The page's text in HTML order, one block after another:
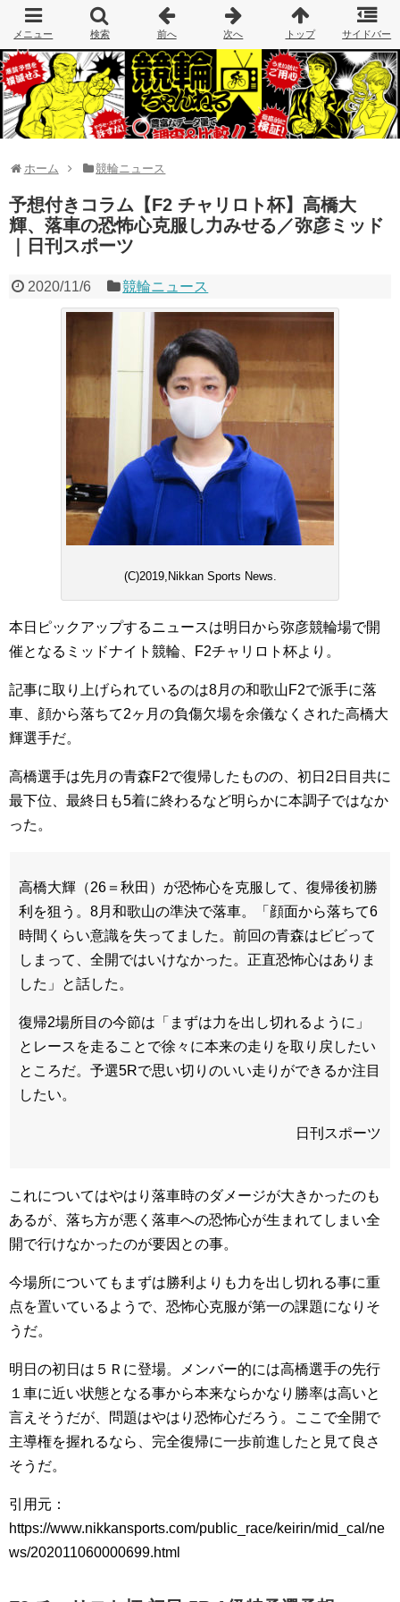
ホーム 競輪ニュース
予想付きコラム【F2 チャリロト杯】高橋大
輝、落車の恐怖心克服し力みせる／弥彦ミッド
｜日刊スポーツ
2020/11/6 競輪ニュース
(C)2019,Nikkan Sports News.
本日ピックアップするニュースは明日から弥彦競輪場で開
催となるミッドナイト競輪、F2チャリロト杯より。
記事に取り上げられているのは8月の和歌山F2で派手に落
車、顔から落ちて2ヶ月の負傷欠場を余儀なくされた高橋大
輝選手だ。
高橋選手は先月の青森F2で復帰したものの、初日2日目共に
最下位、最終日も5着に終わるなど明らかに本調子ではなか
った。
高橋大輝（26＝秋田）が恐怖心を克服して、復帰後初勝
利を狙う。8月和歌山の準決で落車。「顔面から落ちて6
時間くらい意識を失ってました。前回の青森はビビって
しまって、全開ではいけなかった。正直恐怖心はありま
した」と話した。
復帰2場所目の今節は「まずは力を出し切れるように」
とレースを走ることで徐々に本来の走りを取り戻したい
ところだ。予選5Rで思い切りのいい走りができるか注目
したい。
日刊スポーツ
これについてはやはり落車時のダメージが大きかったのも
あるが、落ち方が悪く落車への恐怖心が生まれてしまい全
開で行けなかったのが要因との事。
今場所についてもまずは勝利よりも力を出し切れる事に重
点を置いているようで、恐怖心克服が第一の課題になりそ
うだ。
明日の初日は５Ｒに登場。メンバー的には高橋選手の先行
１車に近い状態となる事から本来ならかなり勝率は高いと
言えそうだが、問題はやはり恐怖心だろう。ここで全開で
主導権を握れるなら、完全復帰に一歩前進したと見て良さ
そうだ。
引用元：
https://www.nikkansports.com/public_race/keirin/mid_cal/ne
ws/202011060000699.html